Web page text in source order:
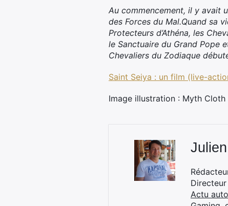
Au commencement, il y avait
des Forces du Mal.Quand sa
Protecteurs d’Athéna, les
le Sanctuaire du Grand Pope
Chevaliers du Zodiaque
Saint Seiya : un film (live-
Image illustration : Myth Cloth
Actu